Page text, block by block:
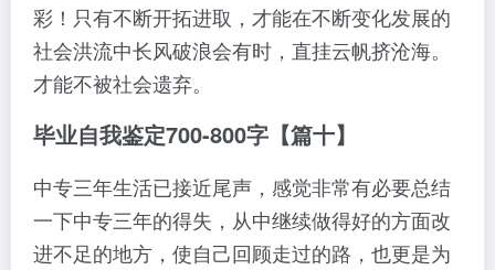
彩！只有不断开拓进取，才能在不断变化发展的
社会洪流中长风破浪会有时，直挂云帆挤沧海。
才能不被社会遗弃。
毕业自我鉴定700-800字【篇十】
中专三年生活已接近尾声，感觉非常有必要总结
一下中专三年的得失，从中继续做得好的方面改
进不足的地方，使自己回顾走过的路，也更是为